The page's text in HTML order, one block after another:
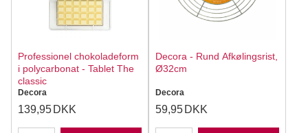
Professionel chokoladeform
i polycarbonat - Tablet The
classic
Decora
139,95 DKK
Decora - Rund Afkølingsrist,
Ø32cm
Decora
59,95 DKK